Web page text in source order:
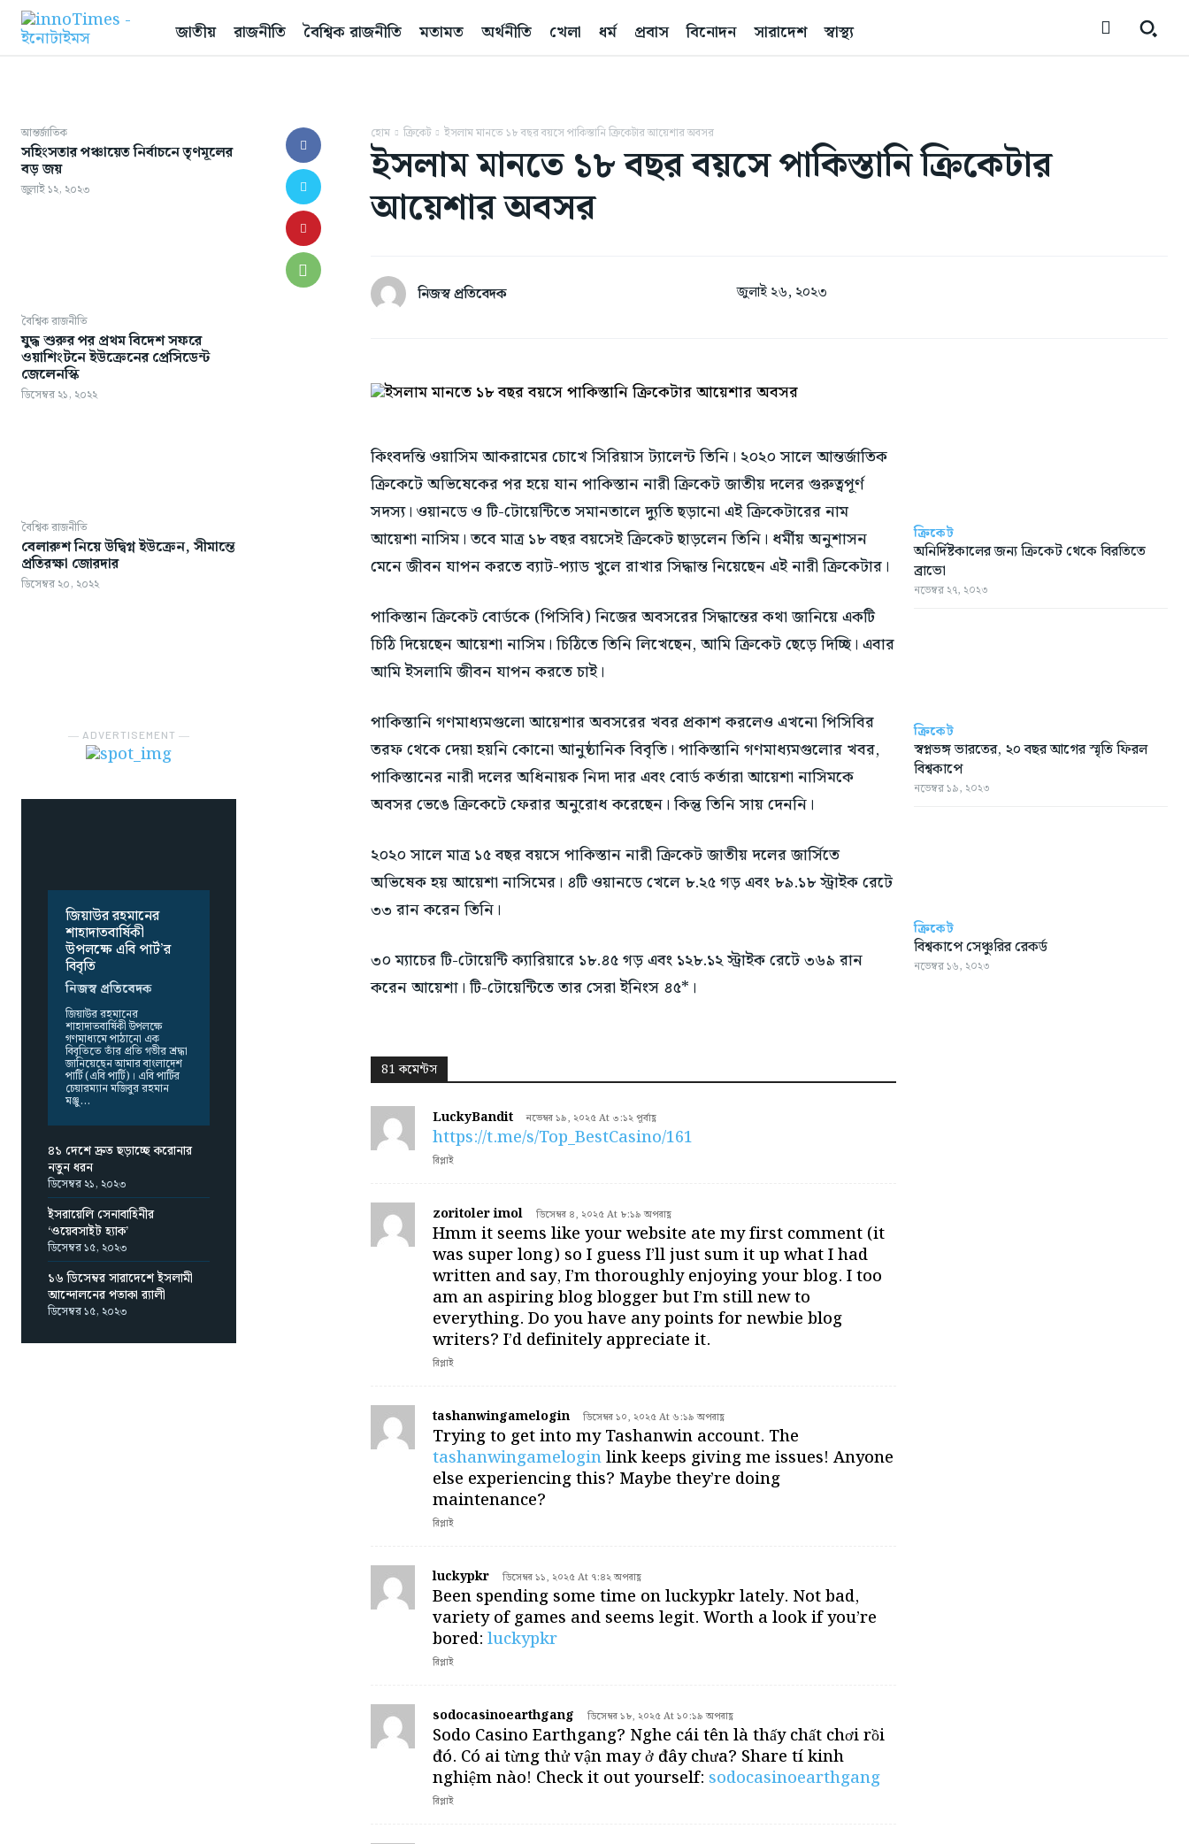
জাতীয় রাজনীতি বৈশ্বিক রাজনীতি মতামত অর্থনীতি খেলা ধর্ম প্রবাস বিনোদন সারাদেশ স্বাস্থ্য
আন্তর্জাতিক
সহিংসতার পঞ্চায়েত নির্বাচনে তৃণমূলের
বড় জয়
জুলাই ১২, ২০২৩
বৈশ্বিক রাজনীতি
যুদ্ধ শুরুর পর প্রথম বিদেশ সফরে
ওয়াশিংটনে ইউক্রেনের প্রেসিডেন্ট
জেলেনস্কি
ডিসেম্বর ২১, ২০২২
বৈশ্বিক রাজনীতি
বেলারুশ নিয়ে উদ্বিগ্ন ইউক্রেন, সীমান্তে
প্রতিরক্ষা জোরদার
ডিসেম্বর ২০, ২০২২
― ADVERTISEMENT ―
জিয়াউর রহমানের
শাহাদাতবার্ষিকী
উপলক্ষে এবি পার্ট’র
বিবৃতি
নিজস্ব প্রতিবেদক
জিয়াউর রহমানের
শাহাদাতবার্ষিকী উপলক্ষে
গণমাধ্যমে পাঠানো এক
বিবৃতিতে তাঁর প্রতি গভীর শ্রদ্ধা
জানিয়েছেন আমার বাংলাদেশ
পার্টি (এবি পার্টি)। এবি পার্টির
চেয়ারম্যান মজিবুর রহমান
মঞ্জু...
৪১ দেশে দ্রুত ছড়াচ্ছে করোনার
নতুন ধরন
ডিসেম্বর ২১, ২০২৩
ইসরায়েলি সেনাবাহিনীর
‘ওয়েবসাইট হ্যাক’
ডিসেম্বর ১৫, ২০২৩
১৬ ডিসেম্বর সারাদেশে ইসলামী
আন্দোলনের পতাকা র‌্যালী
ডিসেম্বর ১৫, ২০২৩
হোম ক্রিকেট ইসলাম মানতে ১৮ বছর বয়সে পাকিস্তানি ক্রিকেটার আয়েশার অবসর
ইসলাম মানতে ১৮ বছর বয়সে পাকিস্তানি ক্রিকেটার
আয়েশার অবসর
নিজস্ব প্রতিবেদক জুলাই ২৬, ২০২৩
কিংবদন্তি ওয়াসিম আকরামের চোখে সিরিয়াস ট্যালেন্ট তিনি। ২০২০ সালে আন্তর্জাতিক
ক্রিকেটে অভিষেকের পর হয়ে যান পাকিস্তান নারী ক্রিকেট জাতীয় দলের গুরুত্বপূর্ণ
সদস্য। ওয়ানডে ও টি-টোয়েন্টিতে সমানতালে দ্যুতি ছড়ানো এই ক্রিকেটারের নাম
আয়েশা নাসিম। তবে মাত্র ১৮ বছর বয়সেই ক্রিকেট ছাড়লেন তিনি। ধর্মীয় অনুশাসন
মেনে জীবন যাপন করতে ব্যাট-প্যাড খুলে রাখার সিদ্ধান্ত নিয়েছেন এই নারী ক্রিকেটার।
পাকিস্তান ক্রিকেট বোর্ডকে (পিসিবি) নিজের অবসরের সিদ্ধান্তের কথা জানিয়ে একটি
চিঠি দিয়েছেন আয়েশা নাসিম। চিঠিতে তিনি লিখেছেন, আমি ক্রিকেট ছেড়ে দিচ্ছি। এবার
আমি ইসলামি জীবন যাপন করতে চাই।
পাকিস্তানি গণমাধ্যমগুলো আয়েশার অবসরের খবর প্রকাশ করলেও এখনো পিসিবির
তরফ থেকে দেয়া হয়নি কোনো আনুষ্ঠানিক বিবৃতি। পাকিস্তানি গণমাধ্যমগুলোর খবর,
পাকিস্তানের নারী দলের অধিনায়ক নিদা দার এবং বোর্ড কর্তারা আয়েশা নাসিমকে
অবসর ভেঙে ক্রিকেটে ফেরার অনুরোধ করেছেন। কিন্তু তিনি সায় দেননি।
২০২০ সালে মাত্র ১৫ বছর বয়সে পাকিস্তান নারী ক্রিকেট জাতীয় দলের জার্সিতে
অভিষেক হয় আয়েশা নাসিমের। ৪টি ওয়ানডে খেলে ৮.২৫ গড় এবং ৮৯.১৮ স্ট্রাইক রেটে
৩৩ রান করেন তিনি।
৩০ ম্যাচের টি-টোয়েন্টি ক্যারিয়ারে ১৮.৪৫ গড় এবং ১২৮.১২ স্ট্রাইক রেটে ৩৬৯ রান
করেন আয়েশা। টি-টোয়েন্টিতে তার সেরা ইনিংস ৪৫*।
81 কমেন্টস
LuckyBandit নভেম্বর ১৯, ২০২৫ At ৩:১২ পূর্বাহ্ণ
https://t.me/s/Top_BestCasino/161
রিপ্লাই
zoritoler imol ডিসেম্বর ৪, ২০২৫ At ৮:১৯ অপরাহ্ণ
Hmm it seems like your website ate my first comment (it
was super long) so I guess I’ll just sum it up what I had
written and say, I’m thoroughly enjoying your blog. I too
am an aspiring blog blogger but I’m still new to
everything. Do you have any points for newbie blog
writers? I’d definitely appreciate it.
রিপ্লাই
tashanwingamelogin ডিসেম্বর ১০, ২০২৫ At ৬:১৯ অপরাহ্ণ
Trying to get into my Tashanwin account. The
tashanwingameloginlink keeps giving me issues! Anyone
else experiencing this? Maybe they’re doing
maintenance?
রিপ্লাই
luckypkr ডিসেম্বর ১১, ২০২৫ At ৭:৪২ অপরাহ্ণ
Been spending some time on luckypkr lately. Not bad,
variety of games and seems legit. Worth a look if you’re
bored: luckypkr
রিপ্লাই
sodocasinoearthgang ডিসেম্বর ১৮, ২০২৫ At ১০:১৯ অপরাহ্ণ
Sodo Casino Earthgang? Nghe cái tên là thấy chất chơi rồi
đó. Có ai từng thử vận may ở đây chưa? Share tí kinh
nghiệm nào! Check it out yourself: sodocasinoearthgang
রিপ্লাই
ক্রিকেট
অনির্দিষ্টকালের জন্য ক্রিকেট থেকে বিরতিতে
ব্রাভো
নভেম্বর ২৭, ২০২৩
ক্রিকেট
স্বপ্নভঙ্গ ভারতের, ২০ বছর আগের স্মৃতি ফিরল
বিশ্বকাপে
নভেম্বর ১৯, ২০২৩
ক্রিকেট
বিশ্বকাপে সেঞ্চুরির রেকর্ড
নভেম্বর ১৬, ২০২৩